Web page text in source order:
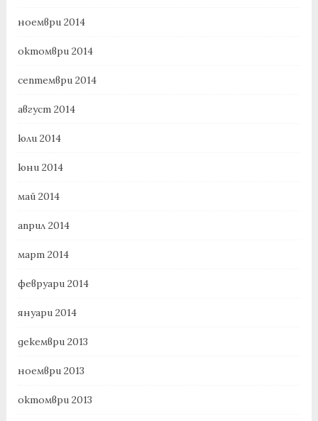
ноември 2014
октомври 2014
септември 2014
август 2014
юли 2014
юни 2014
май 2014
април 2014
март 2014
февруари 2014
януари 2014
декември 2013
ноември 2013
октомври 2013